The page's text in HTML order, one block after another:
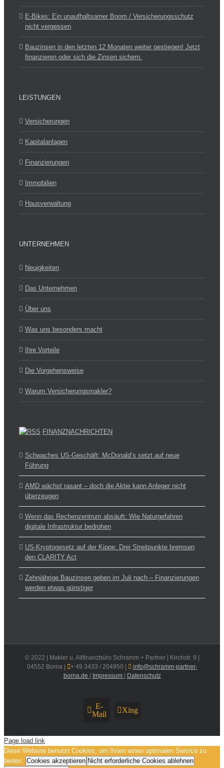
E-Bikes: Ein unaufhaltsamer Boom / Versicherungsschutz
nicht vergessen
Bauzinsen in den letzten 12 Monaten weiter gestiegen! Jetzt
finanzieren oder sich die Zinsen sichern.
LEISTUNGEN
Versicherungen
Kapitalanlagen
Finanzierungen
Immobilien
Hausverwaltung
UNTERNEHMEN
Neuigkeiten
Das Unternehmen
Über uns
Was uns besonders macht
Ihre Vorteile
Die Vorgehensweise
Warum Versicherungsmakler?
FINANZNACHRICHTEN
Schwaches US-Geschäft: McDonald’s setzt auf neue
Führung
AMD wächst rasant – doch die Aktie kann Anleger nicht
überzeugen
Wenn das Rechenzentrum absäuft: Wie Naturgefahren
digitale Infrastruktur bedrohen
US-Kryptogesetz auf der Kippe: Drei Streitpunkte bremsen
den CLARITY Act
Zehnjährige Bauzinsen geben im Juli nach – Finanzierungen
werden etwas günstiger
© 2022 | Makler u. Allfinanzbüro Schramm + Partner | Kirchstr. 9 |
04552 Borna |
+ 49 3433 / 204950 |
info@schramm-partner-
borna.de | Impressum | Datenschutz
E-
Mail
Xing
Page load link
Diese Website benutzt Cookies, um Ihnen einen optimalen Service zu
bieten.
Cookies akzeptieren Nicht erforderliche Cookies ablehnen